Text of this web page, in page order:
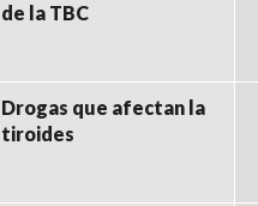
de la TBC
Drogas que afectan la
tiroides